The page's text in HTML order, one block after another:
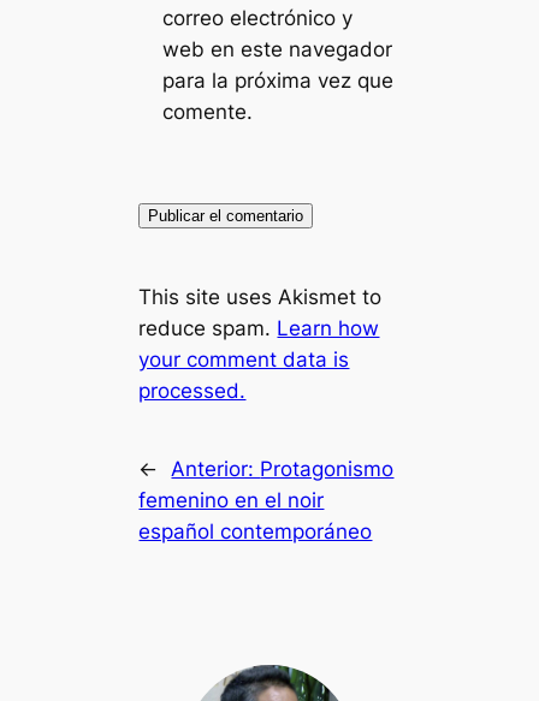
correo electrónico y
web en este navegador
para la próxima vez que
comente.
This site uses Akismet to
reduce spam. Learn how
your comment data is
processed.
← Anterior: Protagonismo
femenino en el noir
español contemporáneo